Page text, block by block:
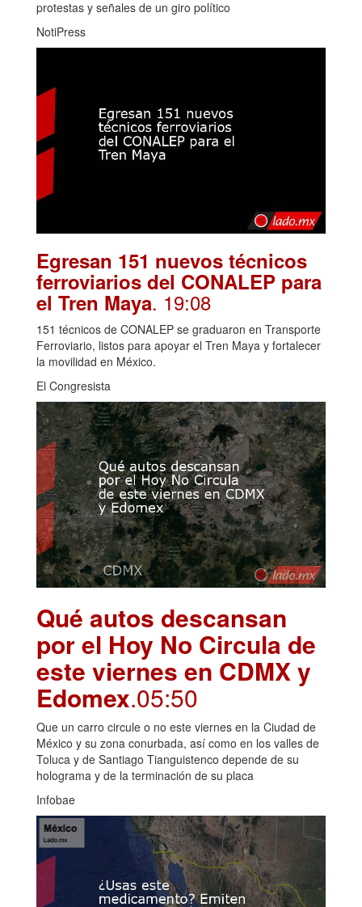
protestas y señales de un giro político
NotiPress
Egresan 151 nuevos técnicos
ferroviarios del CONALEP para
el Tren Maya. 19:08
151 técnicos de CONALEP se graduaron en Transporte
Ferroviario, listos para apoyar el Tren Maya y fortalecer
la movilidad en México.
El Congresista
Qué autos descansan
por el Hoy No Circula de
este viernes en CDMX y
Edomex.05:50
Que un carro circule o no este viernes en la Ciudad de
México y su zona conurbada, así como en los valles de
Toluca y de Santiago Tianguistenco depende de su
holograma y de la terminación de su placa
Infobae